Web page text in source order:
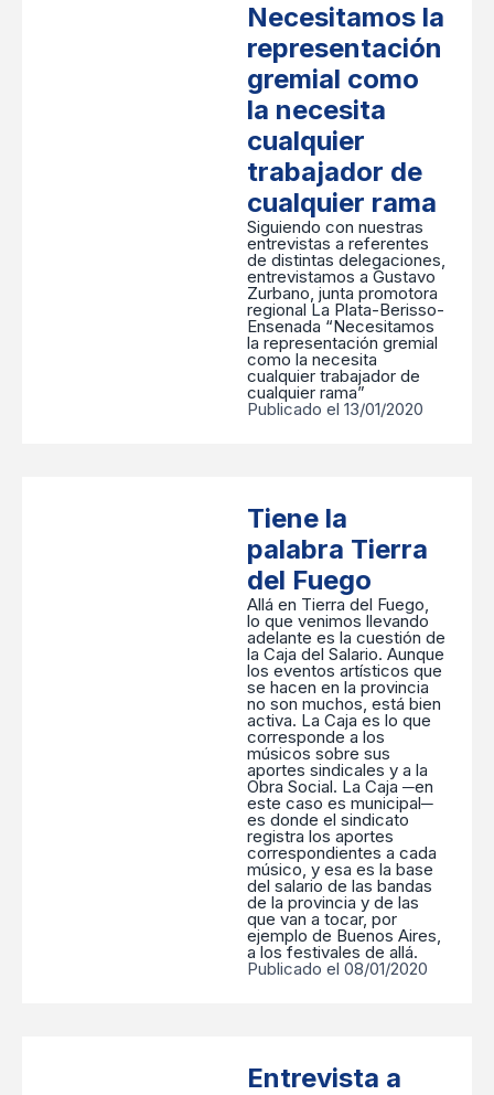
Necesitamos la
representación
gremial como
la necesita
cualquier
trabajador de
cualquier rama
Siguiendo con nuestras
entrevistas a referentes
de distintas delegaciones,
entrevistamos a Gustavo
Zurbano, junta promotora
regional La Plata-Berisso-
Ensenada “Necesitamos
la representación gremial
como la necesita
cualquier trabajador de
cualquier rama”
Publicado el 13/01/2020
Tiene la
palabra Tierra
del Fuego
Allá en Tierra del Fuego,
lo que venimos llevando
adelante es la cuestión de
la Caja del Salario. Aunque
los eventos artísticos que
se hacen en la provincia
no son muchos, está bien
activa. La Caja es lo que
corresponde a los
músicos sobre sus
aportes sindicales y a la
Obra Social. La Caja ─en
este caso es municipal─
es donde el sindicato
registra los aportes
correspondientes a cada
músico, y esa es la base
del salario de las bandas
de la provincia y de las
que van a tocar, por
ejemplo de Buenos Aires,
a los festivales de allá.
Publicado el 08/01/2020
Entrevista a